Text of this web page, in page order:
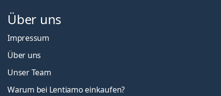
Über uns
Impressum
Über uns
Unser Team
Warum bei Lentiamo einkaufen?